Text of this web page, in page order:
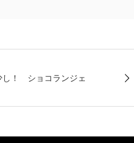
し！ ショコランジェ